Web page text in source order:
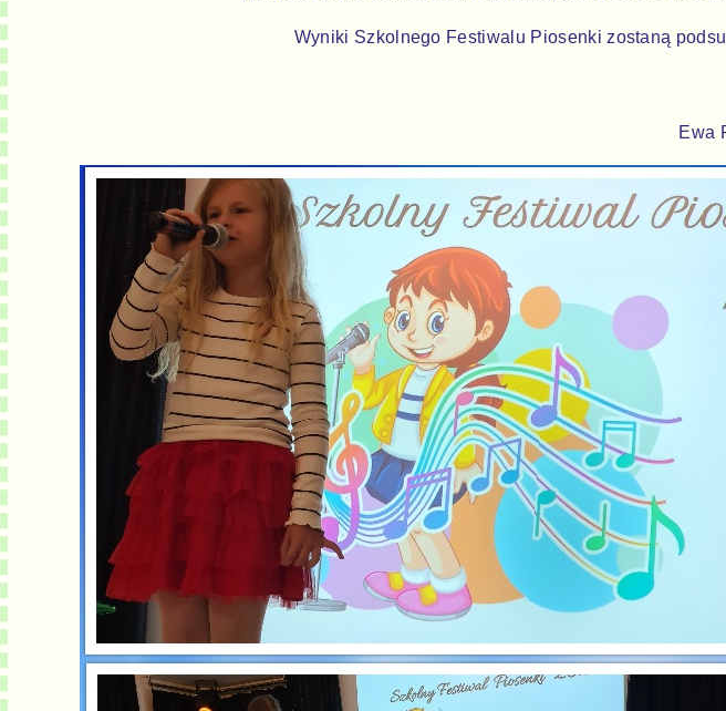
Wyniki Szkolnego Festiwalu Piosenki zostaną
Ewa